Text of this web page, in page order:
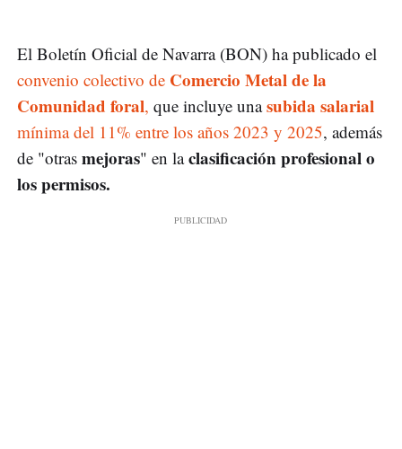
El Boletín Oficial de Navarra (BON) ha publicado el
convenio colectivo de Comercio Metal de la
Comunidad foral, que incluye unasubida salarial
mínima del 11% entre los años 2023 y 2025, además
de "otras mejoras" en laclasificación profesional o
los permisos.